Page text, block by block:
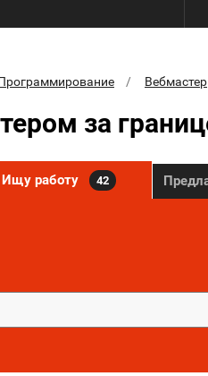
Вебмастер
за
Ищу работу 42